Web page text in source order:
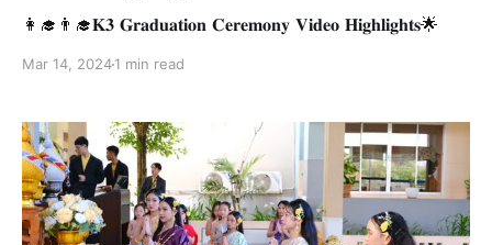
👩‍🎓👨‍🎓𝐊𝟑 𝐆𝐫𝐚𝐝𝐮𝐚𝐭𝐢𝐨𝐧 𝐂𝐞𝐫𝐞𝐦𝐨𝐧𝐲 𝐕𝐢𝐝𝐞𝐨 𝐇𝐢𝐠𝐡𝐥𝐢𝐠𝐡𝐭𝐬🌟
Mar 14, 20241 min read